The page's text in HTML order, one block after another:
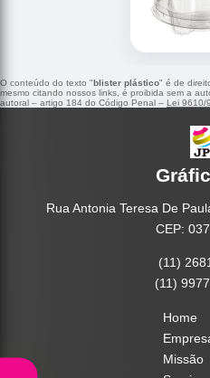
O conteúdo do texto "blister plástico" é de
mesmo citando nossos links, é proibida sem a
autoral – artigo 184 do Código Penal – Lei 9610/
Rua Antonia Teresa De
CEP:
(11)
(11)
Home
Missão